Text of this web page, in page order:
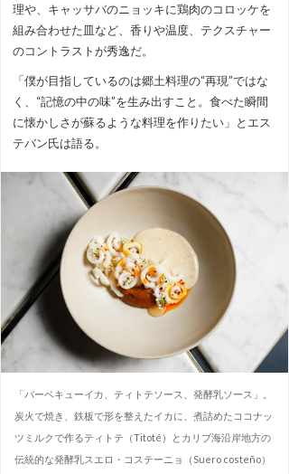
理や、キャッサバのニョッキに鶏肉のコロッケを
組み合わせた皿など、香りや温度、テクスチャー
のコントラストが秀逸だ。
「僕が目指しているのは郷土料理の“再現”ではな
く、“記憶の中の味”を生み出すこと。食べた瞬間
に懐かしさが蘇るような料理を作りたい」とエス
テバン氏は語る。
「バーベキューイカ、ティトテソース、発酵乳ソース」。
炭火で焼き、鉄板で形を整えたイカに、煮詰めたココナッ
ツミルクで作るティトテ（Titoté）とカリブ海沿岸地方の
伝統的な発酵乳スエロ・コステーニョ（Suero costeño）